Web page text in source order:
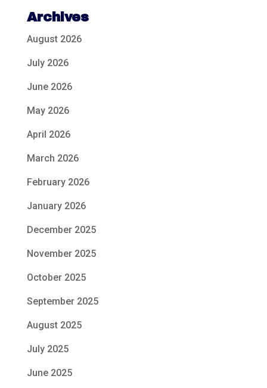
Archives
August 2026
July 2026
June 2026
May 2026
April 2026
March 2026
February 2026
January 2026
December 2025
November 2025
October 2025
September 2025
August 2025
July 2025
June 2025